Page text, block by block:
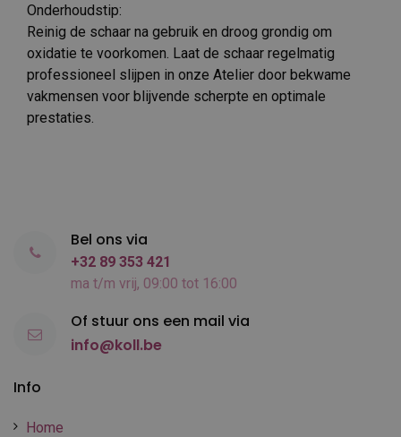
Onderhoudstip:
Reinig de schaar na gebruik en droog grondig om
oxidatie te voorkomen. Laat de schaar regelmatig
professioneel slijpen in onze Atelier door bekwame
vakmensen voor blijvende scherpte en optimale
prestaties.
Info
Home
Bel ons via
+32 89 353 421
ma t/m vrij, 09:00 tot 16:00
Of stuur ons een mail via
info@koll.be